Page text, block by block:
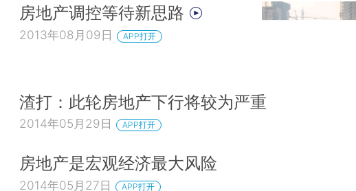
房地产调控等待新思路
2013年08月09日 APP打开
渣打：此轮房地产下行将较为严重
2014年05月29日 APP打开
房地产是宏观经济最大风险
2014年05月27日 APP打开